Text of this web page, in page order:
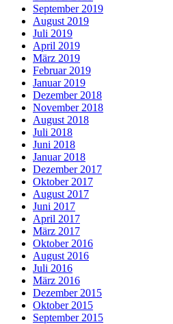
September 2019
August 2019
Juli 2019
April 2019
März 2019
Februar 2019
Januar 2019
Dezember 2018
November 2018
August 2018
Juli 2018
Juni 2018
Januar 2018
Dezember 2017
Oktober 2017
August 2017
Juni 2017
April 2017
März 2017
Oktober 2016
August 2016
Juli 2016
März 2016
Dezember 2015
Oktober 2015
September 2015